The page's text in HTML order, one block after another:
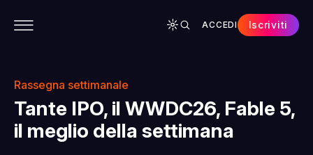
ACCEDI Iscriviti
Rassegna settimanale
Tante IPO, il WWDC26, Fable 5,
il meglio della settimana